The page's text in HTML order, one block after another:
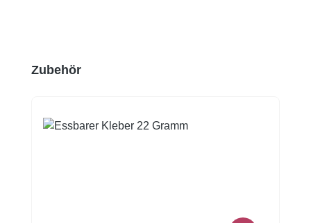
Produktgalerie überspringen
Zubehör